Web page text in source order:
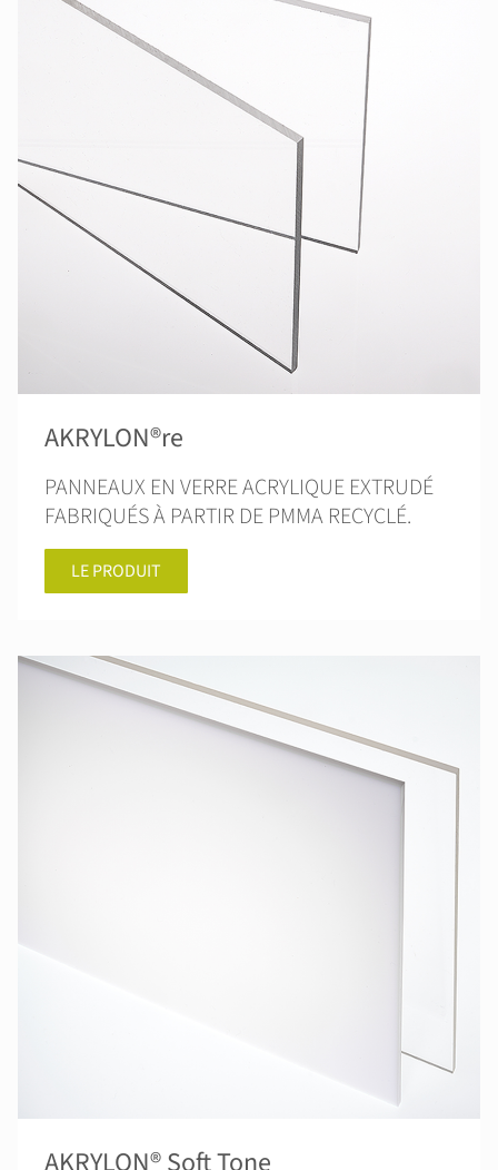
AKRYLON®re
PANNEAUX EN VERRE ACRYLIQUE EXTRUDÉ
FABRIQUÉS À PARTIR DE PMMA RECYCLÉ.
LE PRODUIT